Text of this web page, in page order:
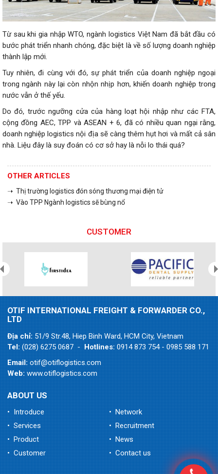
Từ sau khi gia nhập WTO, ngành logistics Việt Nam đã bắt đầu có
bước phát triển nhanh chóng, đặc biệt là về số lượng doanh nghiệp
thành lập mới.
Tuy nhiên, đi cùng với đó, sự phát triển của doanh nghiệp ngoại
trong ngành này lại còn nhộn nhịp hơn, khiến doanh nghiệp trong
nước vẫn ở thế yếu.
Do đó, trước ngưỡng cửa của hàng loạt hội nhập như các FTA,
cộng đồng AEC, TPP và ASEAN + 6, đã có nhiều quan ngại rằng,
doanh nghiệp logistics nội địa sẽ càng thêm hụt hơi và mất cả sân
nhà. Liệu đây là suy đoán có cơ sở hay là nỗi lo thái quá?
OTHER ARTICLES
➝ Thị trường logistics đón sóng thương mại điện tử
➝ Vào TPP Ngành logistics sẽ bùng nổ
CUSTOMER
OTIF INTERNATIONAL FREIGHT & FORWARDER CO.,
LTD
Địa chỉ:51/9 Str.48, Hiep Binh Ward, HCM City, Vietnam
Tel:(028) 6275 0687 -Hotlines:0914 873 754 - 0985 588 171
Email:otif@otiflogistics.com
Web:www.otiflogistics.com
ABOUT US
• Introduce
• Network
• Services
• Recruitment
• Product
• News
• Customer
• Contact us